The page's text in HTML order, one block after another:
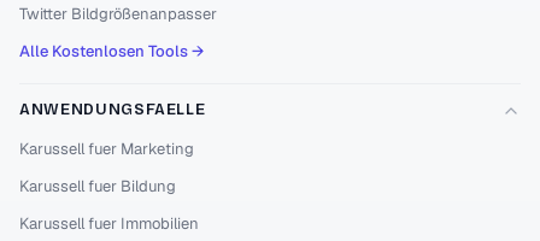
Twitter Bildgrößenanpasser
Alle Kostenlosen Tools →
ANWENDUNGSFAELLE
Karussell fuer Marketing
Karussell fuer Bildung
Karussell fuer Immobilien